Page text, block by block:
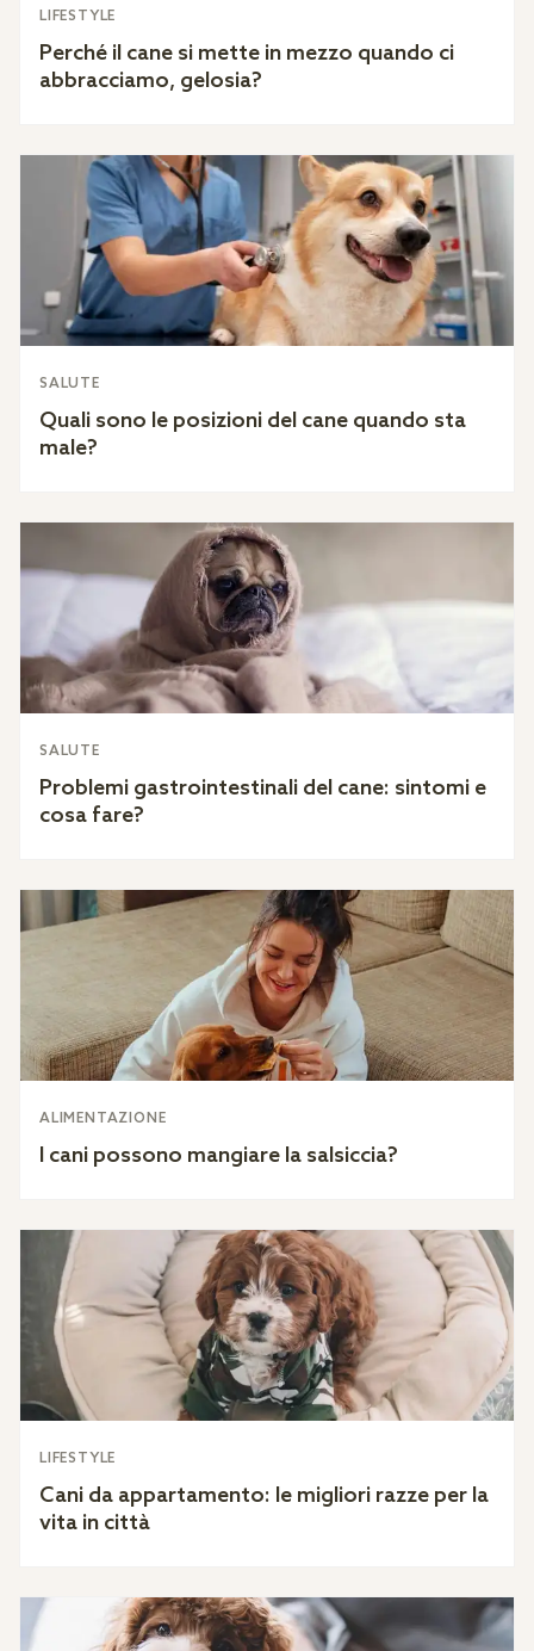
LIFESTYLE
Perché il cane si mette in mezzo quando ci
abbracciamo, gelosia?
SALUTE
Quali sono le posizioni del cane quando sta
male?
SALUTE
Problemi gastrointestinali del cane: sintomi e
cosa fare?
ALIMENTAZIONE
I cani possono mangiare la salsiccia?
LIFESTYLE
Cani da appartamento: le migliori razze per la
vita in città